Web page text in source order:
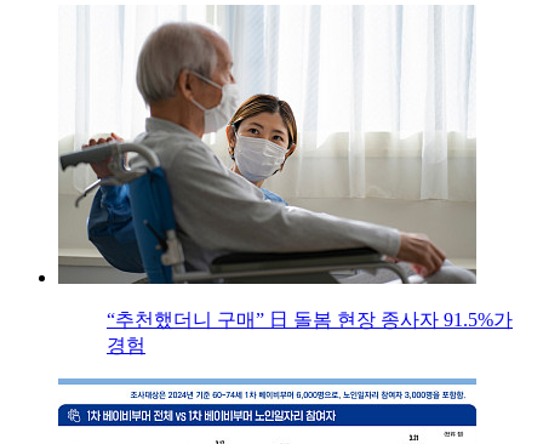
“추천했더니 구매” 日 돌봄 현장 종사자 91.5%가
경험